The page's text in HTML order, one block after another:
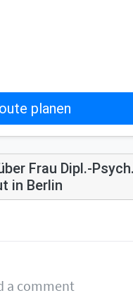
planen
Frau Dipl.-
in Berlin